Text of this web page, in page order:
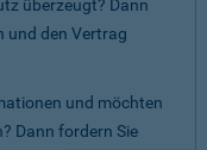
überzeugt? Dann
und den Vertrag
und möchten
Dann fordern Sie